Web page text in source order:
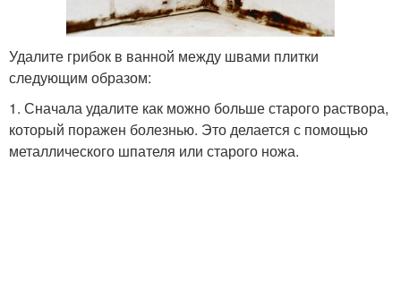
Удалите грибок в ванной между швами плитки
следующим образом:
1. Сначала удалите как можно больше старого раствора,
который поражен болезнью. Это делается с помощью
металлического шпателя или старого ножа.